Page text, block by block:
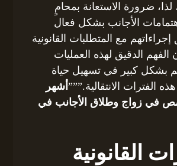
لذا، ضرورة الاستعانة بمحامٍ
الأجانب بشكل فعال
مع المتطلبات القانونية
الفهم الدقيق لهذه العمليات
بشكل كبير في تسهيل حياة
الفترات الانتقالية.””” أشهر
في زواج وطلاق الأجانب في
القانونية